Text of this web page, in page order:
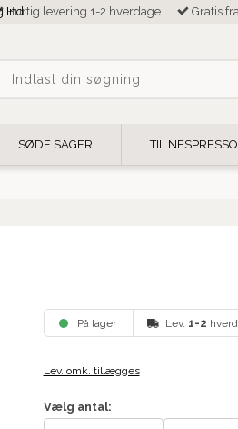
Ind
Hurtig levering 1-2 hverdage Gratis
SØDE SAGER TIL
På lager Lev. 1-2
Lev. omk. tillægges
Vælg antal: